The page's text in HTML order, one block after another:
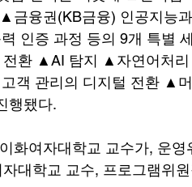
융권(KB금융) 인공지능
인증 과정 등의 9개 특별
전환 ▲AI 탐지 ▲자연어처
객 관리의 디지털 전환 ▲
행됐다.
화여자대학교 교수가, 운
대학교 교수, 프로그램위